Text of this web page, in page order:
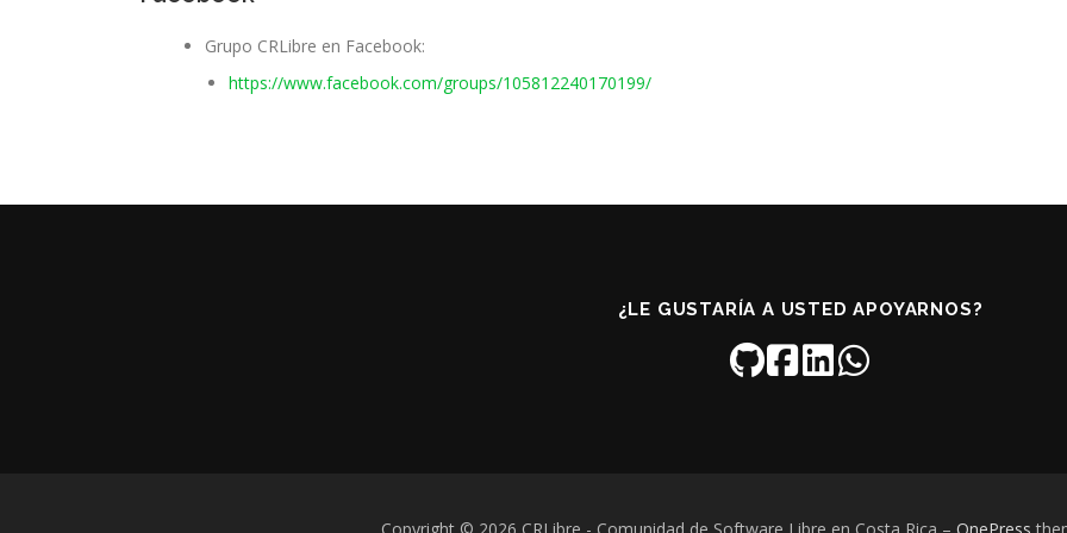
Grupo CRLibre en Facebook:
https://www.facebook.com/groups/105812240170199/
¿LE GUSTARÍA A USTED APOYARNOS?